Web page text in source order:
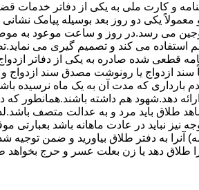
و کارت ملی به یکی از دفاتر خدمات
یکی دو روز بعد بوسیله پیامک نشانی
زوجین می رسد.در روز و ساعت موعود به
می کند و تصمیم گیری می
قطعی شده صادره به یکی از دفاتر
سند ازدواج یا رونوشت مصدق سند ازدواج و
که مدت آن به یک ماه نرسیده
دهد.شهود هم داشته باشند.همانطور که
طلاق باید مرد و به عدالت متصف
نباید در عادت ماهانه باشد بعبارتی
آنرا به دفتر طلاق بیاورید و ضمن
دهد یا زن بعلت عسر و حرج بخواهد